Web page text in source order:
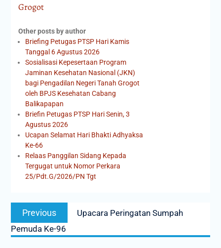
Grogot
Other posts by author
Briefing Petugas PTSP Hari Kamis
Tanggal 6 Agustus 2026
Sosialisasi Kepesertaan Program
Jaminan Kesehatan Nasional (JKN)
bagi Pengadilan Negeri Tanah Grogot
oleh BPJS Kesehatan Cabang
Balikapapan
Briefin Petugas PTSP Hari Senin, 3
Agustus 2026
Ucapan Selamat Hari Bhakti Adhyaksa
Ke-66
Relaas Panggilan Sidang Kepada
Tergugat untuk Nomor Perkara
25/Pdt.G/2026/PN Tgt
Previous
Upacara Peringatan Sumpah
Pemuda Ke-96